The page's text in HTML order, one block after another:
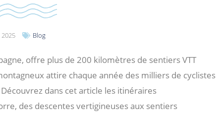
Blog
offre plus de 200 kilomètres de sentiers VTT
attire chaque année des milliers de cyclistes
dans cet article les itinéraires
des descentes vertigineuses aux sentiers